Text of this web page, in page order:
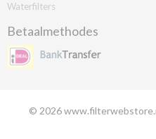
Waterfilters
Betaalmethodes
© 2026